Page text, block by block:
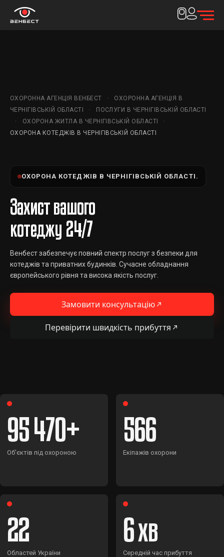
ОХОРОННА АГЕНЦІЯ ВЕНБЕСТ
ОХОРОННА АГЕНЦІЯ В
ЧЕРНІГІВСЬКІЙ ОБЛАСТІ
ПОСЛУГИ В ЧЕРНІГІВСЬКІЙ ОБЛАСТІ
ОХОРОНА ЖИТЛА В ЧЕРНІГІВСЬКІЙ ОБЛАСТІ
ОХОРОНА КОТЕДЖІВ В ЧЕРНІГІВСЬКІЙ ОБЛАСТІ
ОХОРОНА КОТЕДЖІВ В ЧЕРНІГІВСЬКІЙ ОБЛАСТІ.
Захист вашого
котеджу 24/7
Венбест забезпечує повний спектр послуг з безпеки для
котеджів та приватних будинків. Сучасне обладнання
європейського рівня та висока якість послуг.
Замовити консультацію
Перевірити швидкість прибуття
95 470
Об'єктів під охороною
566
Екіпажів охорони
22
Областей України
6
Середній час прибуття